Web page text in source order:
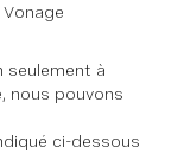
seulement à
nous pouvons
ci-dessous